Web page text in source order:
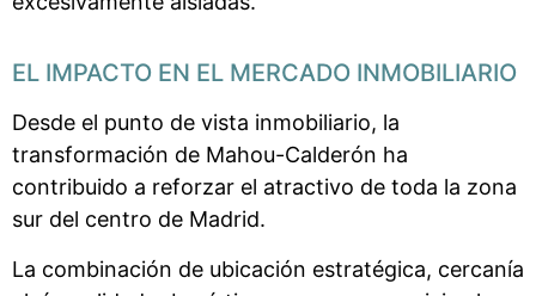
EL IMPACTO EN EL MERCADO INMOBILIARIO
Desde el punto de vista inmobiliario, la
transformación de Mahou-Calderón ha
contribuido a reforzar el atractivo de toda la zona
sur del centro de Madrid.
La combinación de ubicación estratégica, cercanía